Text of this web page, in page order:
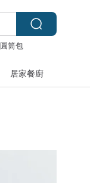
圓筒包
居家餐廚